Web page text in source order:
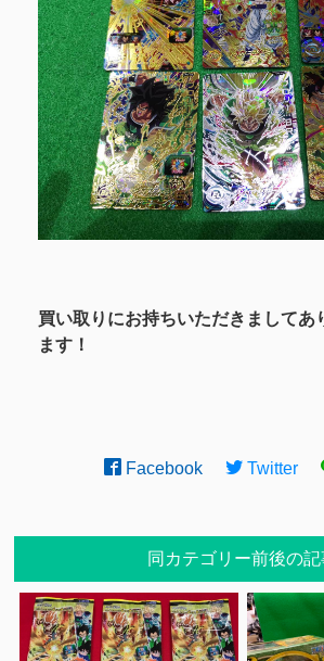
買い取りにお持ちいただきましてあ
ます！
Facebook Twitter
同カテゴリー前後の記